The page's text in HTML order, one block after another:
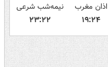
اذان مغرب
۱۹:۲۴
نیمه‌شب شرعی
۲۳:۲۲